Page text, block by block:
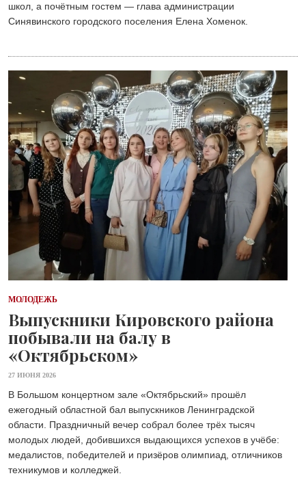
школ, а почётным гостем — глава администрации
Синявинского городского поселения Елена Хоменок.
МОЛОДЕЖЬ
Выпускники Кировского района
побывали на балу в
«Октябрьском»
27 ИЮНЯ 2026
В Большом концертном зале «Октябрьский» прошёл
ежегодный областной бал выпускников Ленинградской
области. Праздничный вечер собрал более трёх тысяч
молодых людей, добившихся выдающихся успехов в учёбе:
медалистов, победителей и призёров олимпиад, отличников
техникумов и колледжей.